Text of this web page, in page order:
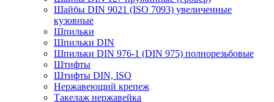
Шайбы DIN 9021 (ISO 7093) увеличенные
кузовные
Шпильки
Шпильки DIN
Шпильки DIN 976-1 (DIN 975) полнорезьбовые
Штифты
Штифты DIN, ISO
Нержавеющий крепеж
Такелаж нержавейка